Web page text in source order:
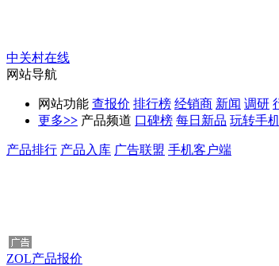
中关村在线
网站导航
网站功能 查报价 排行榜 经销商 新闻 调研
更多>> 产品频道 口碑榜 每日新品 玩转手
产品排行 产品入库 广告联盟 手机客户端
ZOL产品报价